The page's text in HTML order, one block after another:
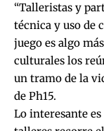
“Talleristas y
técnica y uso de
juego es algo
culturales los
un tramo de la
de Ph15.
Lo interesante